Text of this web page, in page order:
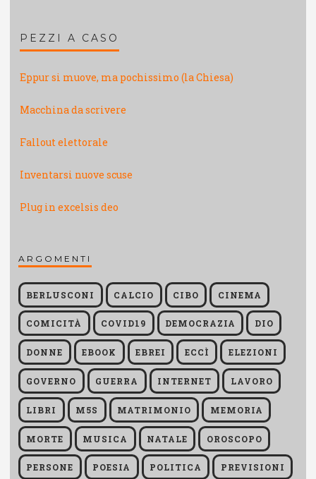
PEZZI A CASO
Eppur si muove, ma pochissimo (la Chiesa)
Macchina da scrivere
Fallout elettorale
Inventarsi nuove scuse
Plug in excelsis deo
ARGOMENTI
BERLUSCONI CALCIO CIBO CINEMA
COMICITÀ COVID19 DEMOCRAZIA DIO
DONNE EBOOK EBREI ECCÌ ELEZIONI
GOVERNO GUERRA INTERNET LAVORO
LIBRI M5S MATRIMONIO MEMORIA
MORTE MUSICA NATALE OROSCOPO
PERSONE POESIA POLITICA PREVISIONI